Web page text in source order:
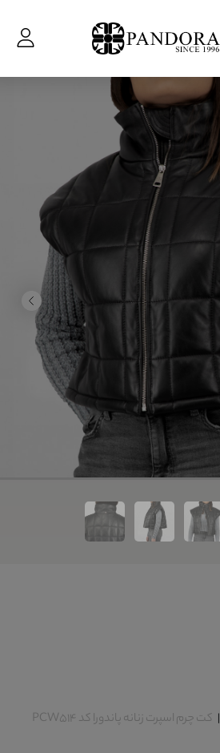
کت چرم اسپرت زنانه پاندورا کد PCW514